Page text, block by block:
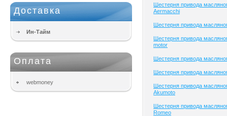
Доставка
Ин-Тайм
Оплата
webmoney
Шестерня привода
Aermacchi
Шестерня привода
Шестерня привода
motor
Шестерня привода
Шестерня привода
Шестерня привода
Akumoto
Шестерня привода
Romeo